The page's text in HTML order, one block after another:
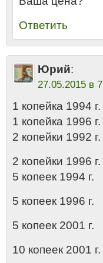
Ответить
Юрий:
27.05.2015 в
1 копейка 1994 г.
1 копейка 1996 г.
2 копейки 1992
2 копейки 1996 г.
5 копеек 1994 г.
5 копеек 1996 г.
5 копеек 2001 г.
10 копеек 2001 г.